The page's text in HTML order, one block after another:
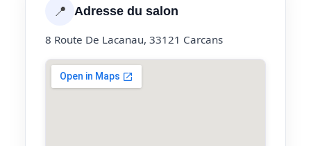
📍 Adresse du salon
8 Route De Lacanau, 33121 Carcans